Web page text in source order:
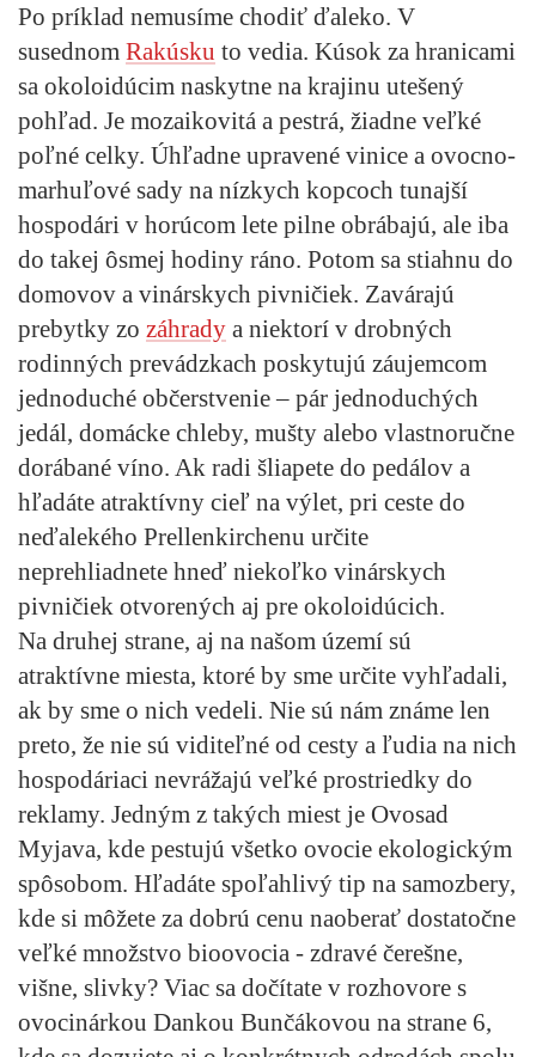
Po príklad nemusíme chodiť ďaleko. V
susednom Rakúsku to vedia. Kúsok za hranicami
sa okoloidúcim naskytne na krajinu utešený
pohľad. Je mozaikovitá a pestrá, žiadne veľké
poľné celky. Úhľadne upravené vinice a ovocno-
marhuľové sady na nízkych kopcoch tunajší
hospodári v horúcom lete pilne obrábajú, ale iba
do takej ôsmej hodiny ráno. Potom sa stiahnu do
domovov a vinárskych pivničiek. Zavárajú
prebytky zo záhrady a niektorí v drobných
rodinných prevádzkach poskytujú záujemcom
jednoduché občerstvenie – pár jednoduchých
jedál, domácke chleby, mušty alebo vlastnoručne
dorábané víno. Ak radi šliapete do pedálov a
hľadáte atraktívny cieľ na výlet, pri ceste do
neďalekého Prellenkirchenu určite
neprehliadnete hneď niekoľko vinárskych
pivničiek otvorených aj pre okoloidúcich.
Na druhej strane, aj na našom území sú
atraktívne miesta, ktoré by sme určite vyhľadali,
ak by sme o nich vedeli. Nie sú nám známe len
preto, že nie sú viditeľné od cesty a ľudia na nich
hospodáriaci nevrážajú veľké prostriedky do
reklamy. Jedným z takých miest je Ovosad
Myjava, kde pestujú všetko ovocie ekologickým
spôsobom. Hľadáte spoľahlivý tip na samozbery,
kde si môžete za dobrú cenu naoberať dostatočne
veľké množstvo bioovocia - zdravé čerešne,
višne, slivky? Viac sa dočítate v rozhovore s
ovocinárkou Dankou Bunčákovou na strane 6,